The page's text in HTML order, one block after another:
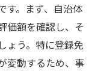
す。まず、自治体
価額を確認し、そ
ょう。特に登録免
変動するため、事